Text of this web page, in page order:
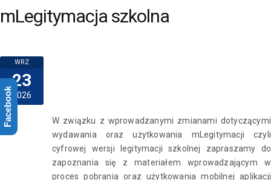
mLegitymacja szkolna
WRZ
23
2026
W związku z wprowadzanymi zmianami dotyczącymi
wydawania oraz użytkowania mLegitymacji czyli
cyfrowej wersji legitymacji szkolnej zapraszamy do
zapoznania się z materiałem wprowadzającym w
proces pobrania oraz użytkowania mobilnej aplikacji
Facebook